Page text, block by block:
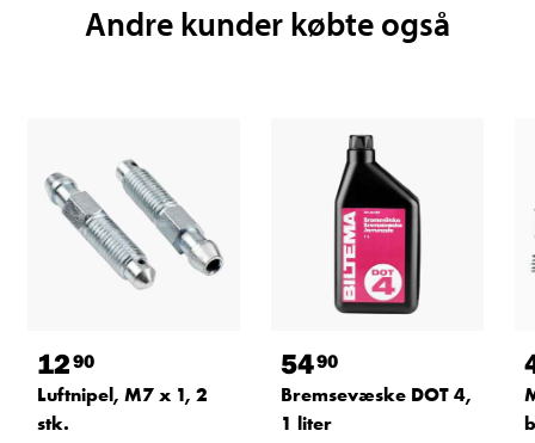
Andre kunder købte også
1290
Luftnipel, M7 x 1, 2
stk.
5490
Bremsevæske DOT 4,
1 liter